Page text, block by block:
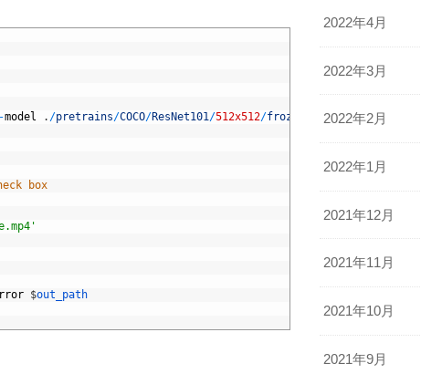
model . /pretrains/COCO/ResNet101 /512x512/frozen_model.pb
box
$out_path
2022年4月
2022年3月
2022年2月
2022年1月
2021年12月
2021年11月
2021年10月
2021年9月